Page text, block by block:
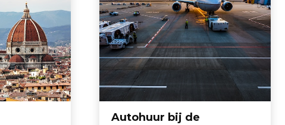
Autohuur bij de